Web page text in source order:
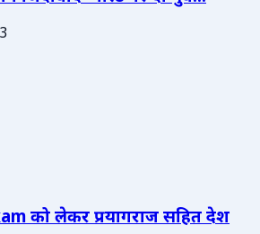
को लेकर प्रयागराज सहित देश